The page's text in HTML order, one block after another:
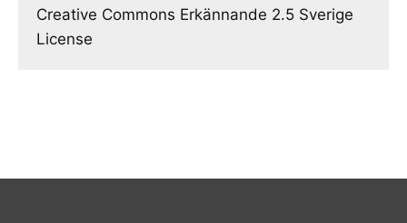
Creative Commons Erkännande 2.5 Sverige
License